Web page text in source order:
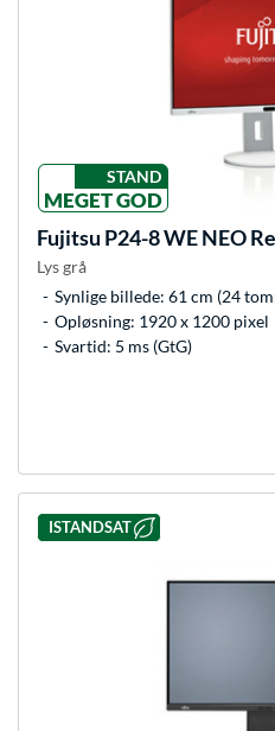
STAND
MEGET GOD
Fujitsu P24-8 WE NEO
Lys grå
Synlige billede: 61 cm (24
Opløsning: 1920 x 1200 pixel
Svartid: 5 ms (GtG)
ISTANDSAT